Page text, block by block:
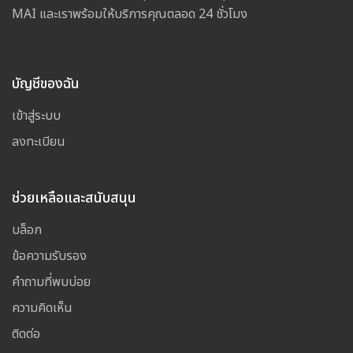
MAI และเราพร้อมให้บริการคุณตลอด 24 ชั่วโมง
บัญชีของฉัน
เข้าสู่ระบบ
ลงทะเบียน
ช่วยเหลือและสนับสนุน
บล็อก
ข้อความรับรอง
คำถามที่พบบ่อย
ความคิดเห็น
ติดต่อ